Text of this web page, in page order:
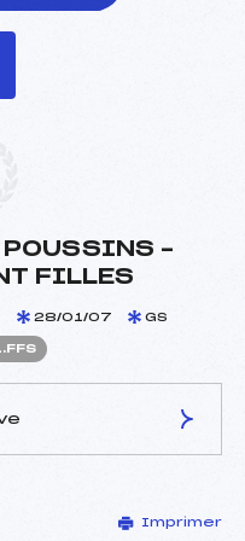
POUSSINS –
FILLES
28/01/07 GS
CHARVIN PATRICK (SA)
Imprimer